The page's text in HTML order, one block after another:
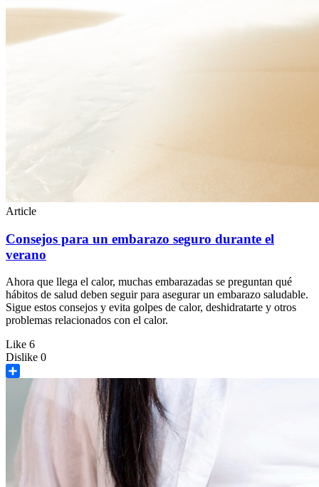
Article
Consejos para un embarazo seguro durante el
verano
Ahora que llega el calor, muchas embarazadas se preguntan qué
hábitos de salud deben seguir para asegurar un embarazo saludable.
Sigue estos consejos y evita golpes de calor, deshidratarte y otros
problemas relacionados con el calor.
Like 6
Dislike 0
Share